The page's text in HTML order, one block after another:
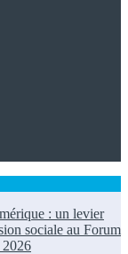
: un levier
sociale au Forum